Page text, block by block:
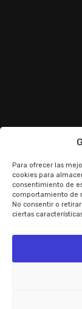
Para ofrecer las
cookies para
consentimiento de
comportamiento de
No consentir o
ciertas